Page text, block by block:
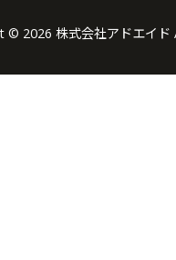
© 2026 株式会社アドエイド